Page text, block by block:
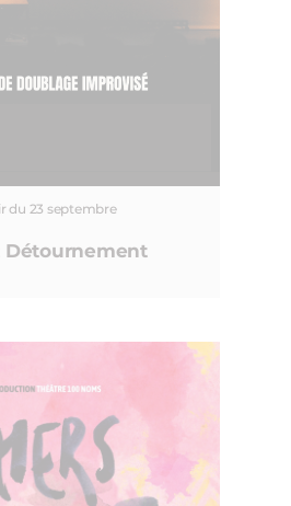
du 23 septembre
Détournement